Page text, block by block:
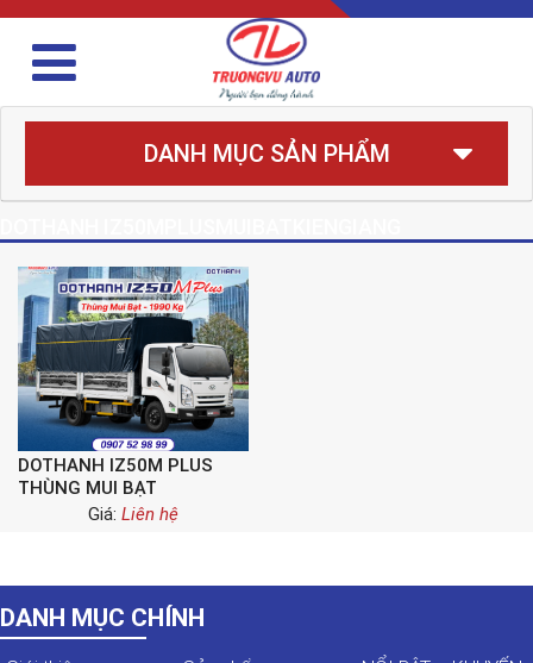
DANH MỤC SẢN PHẨM
DOTHANH IZ50M PLUS
THÙNG MUI BẠT
Giá: Liên hệ
DANH MỤC CHÍNH